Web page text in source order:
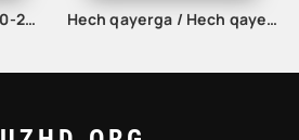
Ishqning tarifi 1-2-3-10-20-30-40-50-60-70-100 qism turk serial Uzbek tilida Barcha qismlar Hech qayerga / Hech qayerda Uzbek tilida 2023 Tarjima kino HD skachat